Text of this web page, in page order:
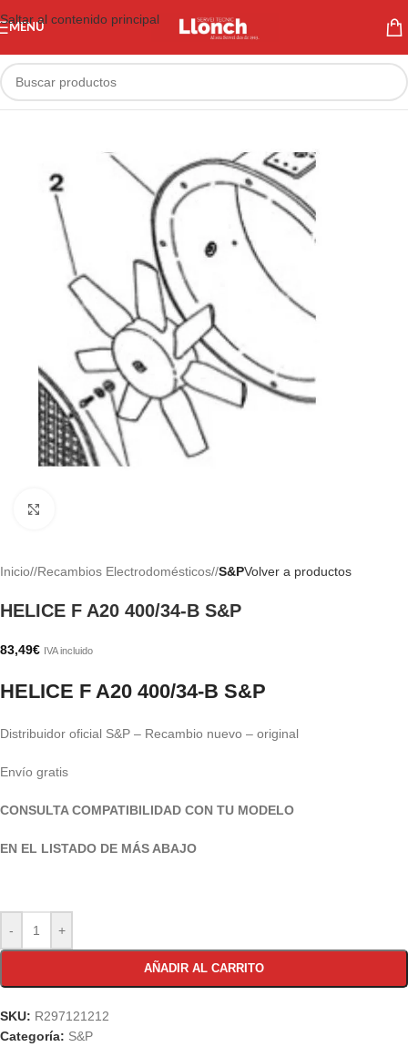
Saltar al contenido principal
MENÚ
Inicio/ Recambios Electrodomésticos/ S&PVolver a productos
HELICE F A20 400/34-B S&P
83,49€ IVA incluido
HELICE F A20 400/34-B S&P
Distribuidor oficial S&P – Recambio nuevo – original
Envío gratis
CONSULTA COMPATIBILIDAD CON TU MODELO
EN EL LISTADO DE MÁS ABAJO
- +
AÑADIR AL CARRITO
SKU: R297121212
Categoría: S&P